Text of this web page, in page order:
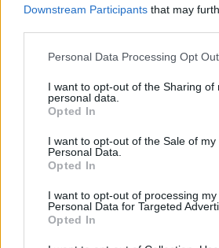
Downstream Participants that may
Personal Data Processing Opt
I want to opt-out of the Sharing of
personal data.
Opted In
I want to opt-out of the Sale of my
Personal Data.
Opted In
I want to opt-out of processing my
Personal Data for Targeted
Opted In
Βόλος: Υπό έλεγχο η φωτιά στο
Δημητριάδος
23:34
Φωτιά σε χαμηλή βλάστηση στην
Κολομβία: Διασώθηκε ιπποποταμάκι
Πάμπλο Εσκομπάρ